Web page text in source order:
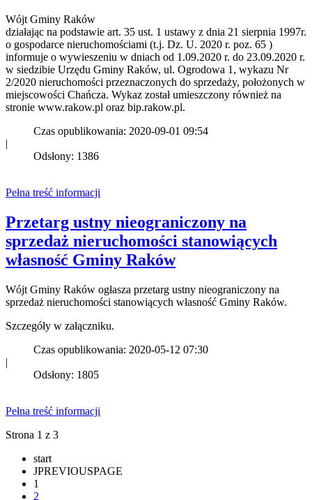
Wójt Gminy Raków
działając na podstawie art. 35 ust. 1 ustawy z dnia 21 sierpnia 1997r.
o gospodarce nieruchomościami (t.j. Dz. U. 2020 r. poz. 65 )
informuje o wywieszeniu w dniach od 1.09.2020 r. do 23.09.2020 r.
w siedzibie Urzędu Gminy Raków, ul. Ogrodowa 1, wykazu Nr
2/2020 nieruchomości przeznaczonych do sprzedaży, położonych w
miejscowości Chańcza. Wykaz został umieszczony również na
stronie www.rakow.pl oraz bip.rakow.pl.
Czas opublikowania: 2020-09-01 09:54
|
Odsłony: 1386
Pełna treść informacji
Przetarg ustny nieograniczony na
sprzedaż nieruchomości stanowiących
własność Gminy Raków
Wójt Gminy Raków ogłasza przetarg ustny nieograniczony na
sprzedaż nieruchomości stanowiących własność Gminy Raków.
Szczegóły w załączniku.
Czas opublikowania: 2020-05-12 07:30
|
Odsłony: 1805
Pełna treść informacji
Strona 1 z 3
start
JPREVIOUSPAGE
1
2